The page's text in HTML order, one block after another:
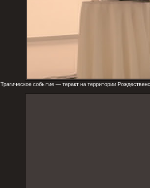
Трагическое событие — теракт на территории